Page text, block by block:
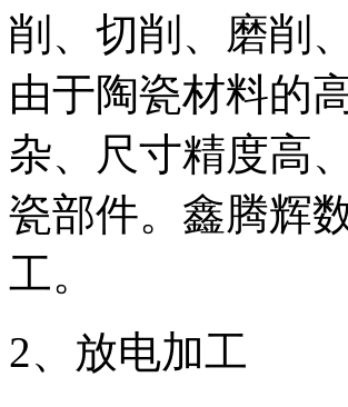
削、切削、磨削
由于陶瓷材料的
杂、尺寸精度高
瓷部件。鑫腾辉
工。
2、放电加工